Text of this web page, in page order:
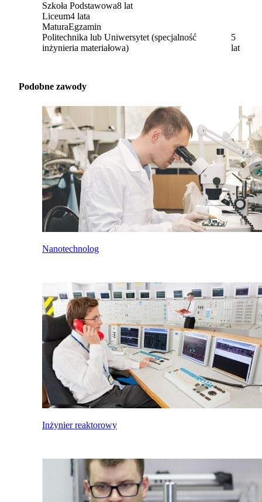
Szkoła Podstawowa8 lat
Liceum4 lata
MaturaEgzamin
Politechnika lub Uniwersytet (specjalność
inżynieria materiałowa)
5
lat
Podobne zawody
Nanotechnolog
Inżynier reaktorowy